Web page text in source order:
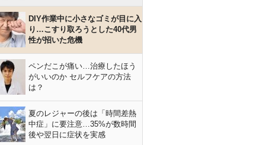
DIY作業中に小さなゴミが目に入
り…こすり取ろうとした40代男
性が招いた危機
ペンだこが痛い…治療したほう
がいいのか セルフケアの方法
は？
夏のレジャーの後は「時間差熱
中症」に要注意…35%が数時間
後や翌日に症状を実感